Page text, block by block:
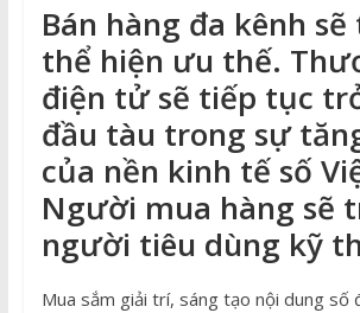
Bán hàng đa kênh
thể hiện ưu thế.
điện tử sẽ tiếp tục
đầu tàu trong sự
của nền kinh tế số
Người mua hàng sẽ
người tiêu dùng kỹ
Mua sắm giải trí, sáng tạo nội dung số